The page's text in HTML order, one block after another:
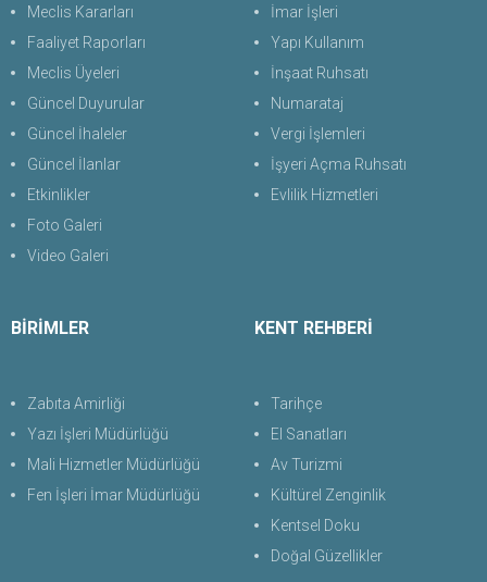
Meclis Kararları
Faaliyet Raporları
Meclis Üyeleri
Güncel Duyurular
Güncel İhaleler
Güncel İlanlar
Etkinlikler
Foto Galeri
Video Galeri
İmar İşleri
Yapı Kullanım
İnşaat Ruhsatı
Numarataj
Vergi İşlemleri
İşyeri Açma Ruhsatı
Evlilik Hizmetleri
BİRİMLER
Zabıta Amirliği
Yazı İşleri Müdürlüğü
Mali Hizmetler Müdürlüğü
Fen İşleri İmar Müdürlüğü
KENT REHBERİ
Tarihçe
El Sanatları
Av Turizmi
Kültürel Zenginlik
Kentsel Doku
Doğal Güzellikler